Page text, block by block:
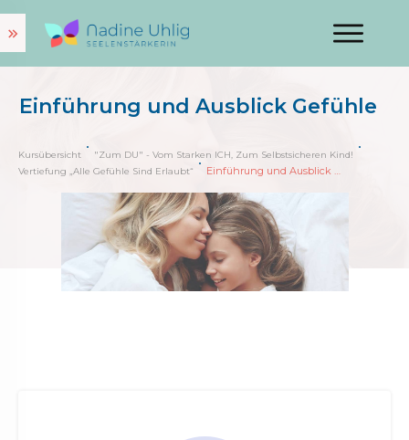
Einführung und Ausblick Gefühle
Kursübersicht
"Zum DU" - Vom Starken ICH, Zum Selbstsicheren Kind!
Vertiefung „Alle Gefühle Sind Erlaubt“
Einführung und Ausblick Gefühle